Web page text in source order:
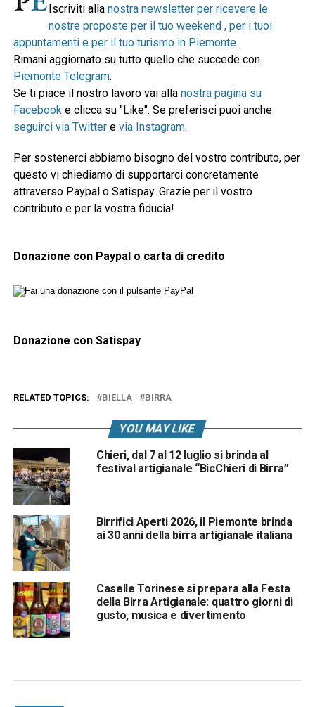
Iscriviti alla nostra newsletter per ricevere le
nostre proposte per il tuo weekend , per i tuoi
appuntamenti e per il tuo turismo in Piemonte.
Rimani aggiornato su tutto quello che succede con
Piemonte Telegram.
Se ti piace il nostro lavoro vai alla nostra pagina su
Facebooke clicca su "Like". Se preferisci puoi anche
seguirci via Twittere via Instagram.
Per sostenerci abbiamo bisogno del vostro contributo, per
questo vi chiediamo di supportarci concretamente
attraverso Paypal o Satispay. Grazie per il vostro
contributo e per la vostra fiducia!
Donazione con Paypal o carta di credito
Donazione con Satispay
RELATED TOPICS: BIELLA BIRRA
YOU MAY LIKE
Chieri, dal 7 al 12 luglio si brinda al
festival artigianale “BicChieri di Birra”
Birrifici Aperti 2026, il Piemonte brinda
ai 30 anni della birra artigianale italiana
Caselle Torinese si prepara alla Festa
della Birra Artigianale: quattro giorni di
gusto, musica e divertimento